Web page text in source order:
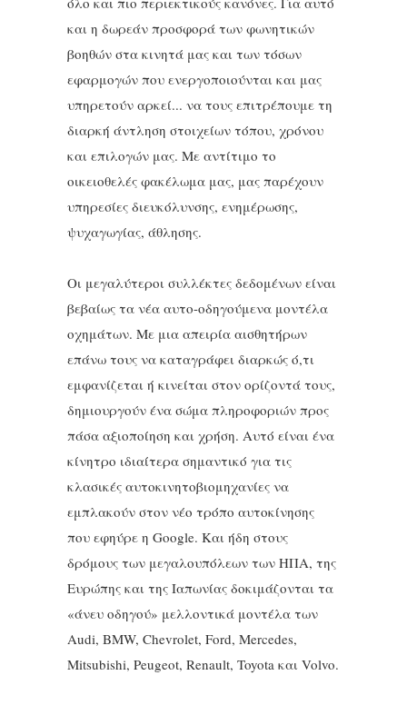
και η δωρεάν προσφορά των φωνητικών
βοηθών στα κινητά μας και των τόσων
εφαρμογών που ενεργοποιούνται και μας
υπηρετούν αρκεί... να τους επιτρέπουμε τη
διαρκή άντληση στοιχείων τόπου, χρόνου
και επιλογών μας. Με αντίτιμο το
οικειοθελές φακέλωμα μας, μας παρέχουν
υπηρεσίες διευκόλυνσης, ενημέρωσης,
ψυχαγωγίας, άθλησης.
Οι μεγαλύτεροι συλλέκτες δεδομένων είναι
βεβαίως τα νέα αυτο-οδηγούμενα μοντέλα
οχημάτων. Με μια απειρία αισθητήρων
επάνω τους να καταγράφει διαρκώς ό,τι
εμφανίζεται ή κινείται στον ορίζοντά τους,
δημιουργούν ένα σώμα πληροφοριών προς
πάσα αξιοποίηση και χρήση. Αυτό είναι ένα
κίνητρο ιδιαίτερα σημαντικό για τις
κλασικές αυτοκινητοβιομηχανίες να
εμπλακούν στον νέο τρόπο αυτοκίνησης
που εφηύρε η Google. Και ήδη στους
δρόμους των μεγαλουπόλεων των ΗΠΑ, της
Ευρώπης και της Ιαπωνίας δοκιμάζονται τα
«άνευ οδηγού» μελλοντικά μοντέλα των
Audi, BMW, Chevrolet, Ford, Mercedes,
Mitsubishi, Peugeot, Renault, Toyota και Volvo.